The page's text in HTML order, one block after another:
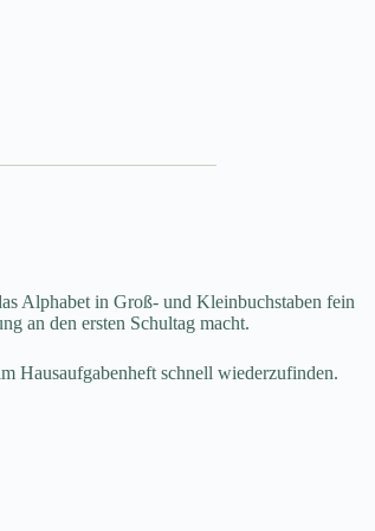
Alphabet in Groß- und Kleinbuchstaben fein
an den ersten Schultag macht.
Hausaufgabenheft schnell wiederzufinden.